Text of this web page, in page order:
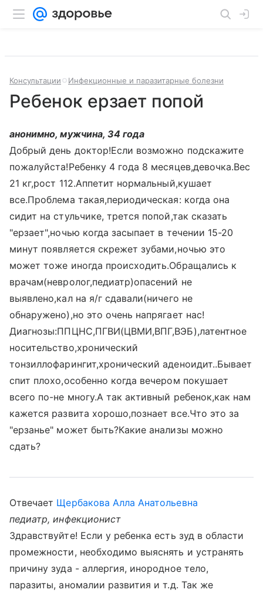
Консультации Инфекционные и паразитарные болезни
Ребенок ерзает попой
анонимно, мужчина, 34 года
Добрый день доктор!Если возможно подскажите
пожалуйста!Ребенку 4 года 8 месяцев,девочка.Вес
21 кг,рост 112.Аппетит нормальный,кушает
все.Проблема такая,периодическая: когда она
сидит на стульчике, трется попой,так сказать
"ерзает",ночью когда засыпает в течении 15-20
минут появляется скрежет зубами,ночью это
может тоже иногда происходить.Обращались к
врачам(невролог,педиатр)опасений не
выявлено,кал на я/г сдавали(ничего не
обнаружено),но это очень напрягает нас!
Диагнозы:ППЦНС,ПГВИ(ЦВМИ,ВПГ,ВЭБ),латентное
носительство,хронический
тонзиллофарингит,хронический аденоидит..Бывает
спит плохо,особенно когда вечером покушает
всего по-не многу.А так активный ребенок,как нам
кажется развита хорошо,познает все.Что это за
"ерзанье" может быть?Какие анализы можно
сдать?
Отвечает Щербакова Алла Анатольевна
педиатр, инфекционист
Здравствуйте! Если у ребенка есть зуд в области
промежности, необходимо выяснять и устранять
причину зуда - аллергия, инородное тело,
паразиты, аномалии развития и т.д. Так же